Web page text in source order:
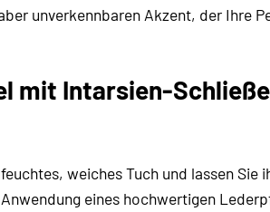
unverkennbaren Akzent, der Ihre
mit Intarsien-Schließe
weiches Tuch und lassen
eines hochwertigen